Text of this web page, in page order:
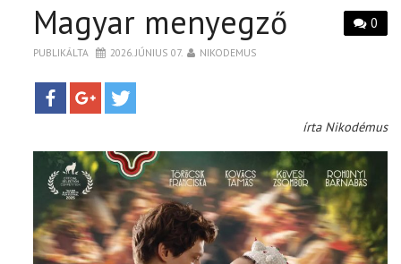
0
Magyar menyegző
PUBLIKÁLTA 2026. JÚNIUS 07. NIKODEMUS
írta Nikodémus